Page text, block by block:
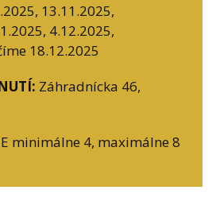
13.11.2025,
4.12.2025,
18.12.2025
Záhradnícka 46,
minimálne 4, maximálne 8